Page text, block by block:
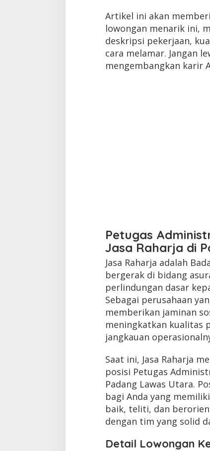
Artikel ini akan
lowongan menarik ini,
deskripsi pekerjaan,
cara melamar. Jangan
mengembangkan karir
Petugas
Jasa Raharja di
Jasa Raharja adalah
bergerak di bidang
perlindungan dasar
Sebagai perusahaan
memberikan jaminan
meningkatkan kualitas
jangkauan
Saat ini, Jasa Raharja
posisi Petugas
Padang Lawas Utara.
bagi Anda yang
baik, teliti, dan
dengan tim yang solid
Detail Lowongan